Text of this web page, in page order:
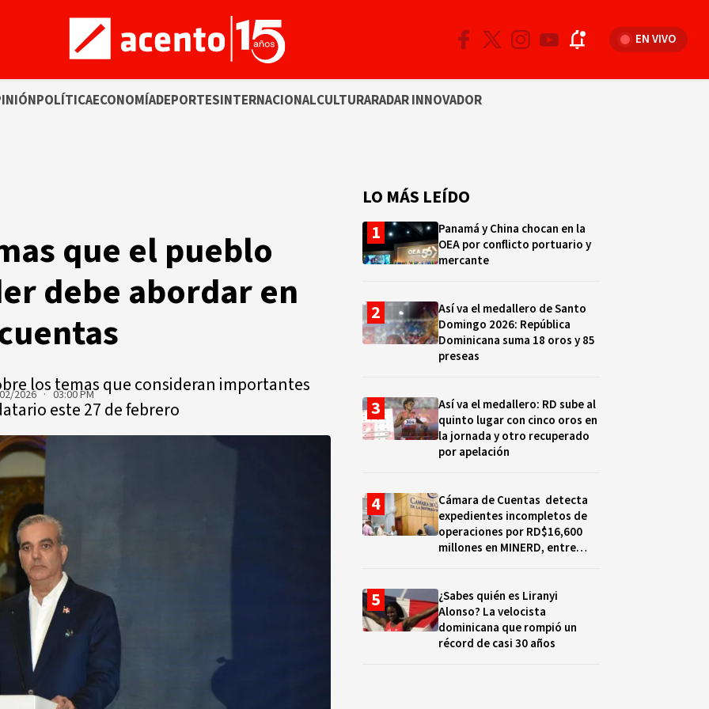
EN VIVO
POLÍTICAECONOMÍADEPORTESINTERNACIONALCULTURARADAR INNOVADOR
que el pueblo
debe abordar en
los temas que consideran importantes
este 27 de febrero
2026 · 03:00 PM
LO MÁS LEÍDO
Panamá y China chocan en la
OEA por conflicto portuario y
mercante
Así va el medallero de Santo
Domingo 2026: República
Dominicana suma 18 oros y 85
preseas
Así va el medallero: RD sube al
quinto lugar con cinco oros en
la jornada y otro recuperado
por apelación
Cámara de Cuentas detecta
expedientes incompletos de
operaciones por RD$16,600
millones en MINERD, entre
¿Sabes quién es Liranyi
Alonso? La velocista
dominicana que rompió un
récord de casi 30 años